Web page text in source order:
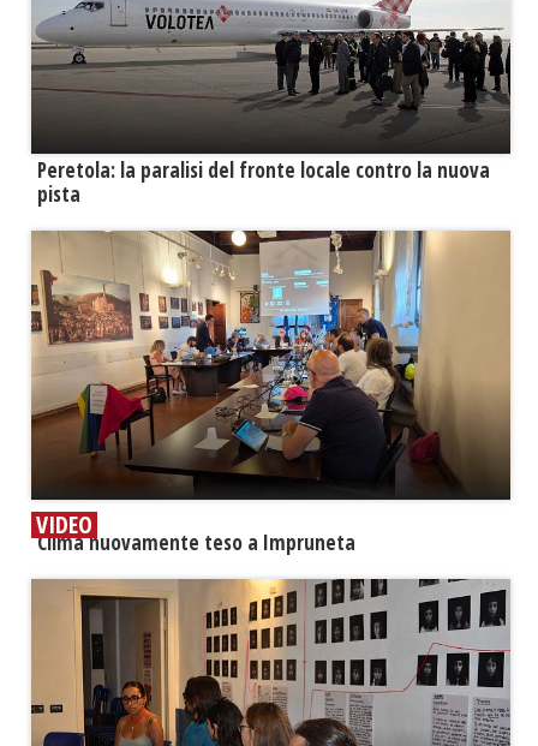
Peretola: la paralisi del fronte locale contro la nuova
pista
VIDEO
​Clima nuovamente teso a Impruneta